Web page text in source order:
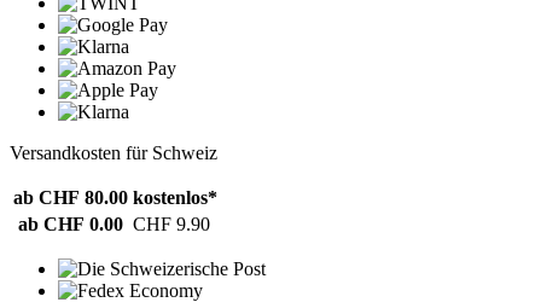
Versandkosten für Schweiz
ab CHF 80.00 kostenlos*
ab CHF 0.00 CHF 9.90